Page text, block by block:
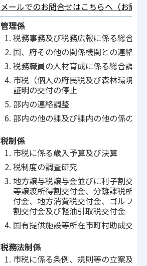
メールでのお問合せはこちらへ（お問
管理係
税務事務及び税務広報に係る総合調
国、府その他の関係機関との連絡調
税務職員の人材育成に係る総合調整
市税（個人の府民税及び森林環境税
証明の交付の停止
部内の連絡調整
部内の他の課及び課内の他の係の所
税制係
市税に係る歳入予算及び決算
税制度の調査研究
地方譲与税譲与金並びに利子割交付
等譲渡所得割交付金、分離課税所得
付金、地方消費税交付金、ゴルフ場
割交付金及び軽油引取税交付金
国有提供施設等所在市町村助成交付
税務法制係
市税に係る条例、規則等の立案及び